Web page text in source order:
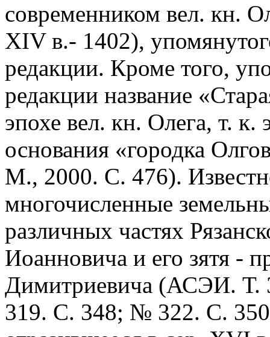
современником вел. кн.
XIV в.- 1402),
редакции. Кроме того,
редакции название
эпохе вел. кн. Олега, т. к.
основания «городка
М., 2000. С. 476).
многочисленные
различных частях
Иоанновича и его зятя -
Димитриевича (АСЭИ.
319. С. 348; № 322. С.